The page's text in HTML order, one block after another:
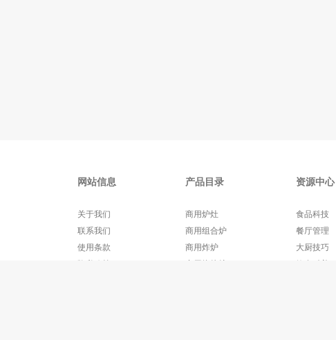
网站信息
关于我们
联系我们
使用条款
隐私政策
产品目录
商用炉灶
商用组合炉
商用炸炉
商用烧烤炉
资源中心
食品科技
餐厅管理
大厨技巧
饮食科普